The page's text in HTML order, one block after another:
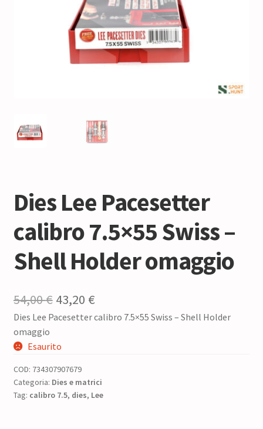
Dies Lee Pacesetter
calibro 7.5×55 Swiss –
Shell Holder omaggio
54,00€ Il
prezzo
originale
54,00 €.
43,20 €Il
prezzo
43,20 €.
Dies Lee Pacesetter calibro 7.5×55 Swiss – Shell Holder
omaggio
Esaurito
COD: 734307907679
Categoria: Dies e matrici
Tag: calibro 7.5, dies, Lee